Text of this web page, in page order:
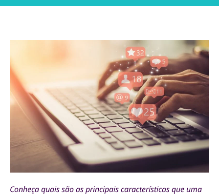
Conheça quais são as principais características que uma